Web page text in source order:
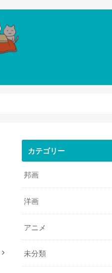
カテゴリー
邦画
洋画
アニメ
未分類